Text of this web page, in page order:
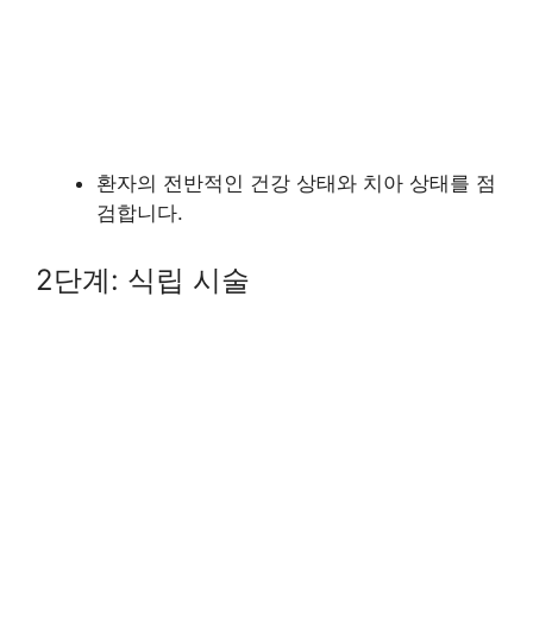
환자의 전반적인 건강 상태와 치아 상태를 점
검합니다.
2단계: 식립 시술